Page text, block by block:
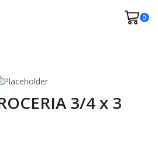
0
3/4 x 3